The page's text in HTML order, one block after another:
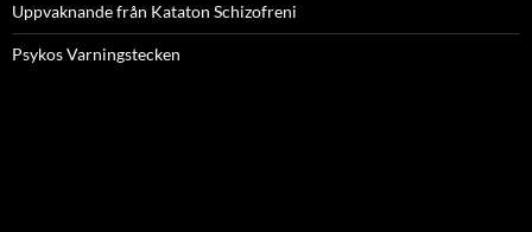
Uppvaknande från Kataton Schizofreni
Psykos Varningstecken